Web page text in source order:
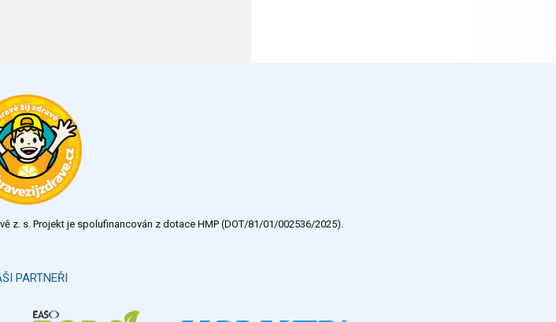
z. s. Projekt je spolufinancován z dotace HMP (DOT/81/01/002536/2025).
PARTNEŘI